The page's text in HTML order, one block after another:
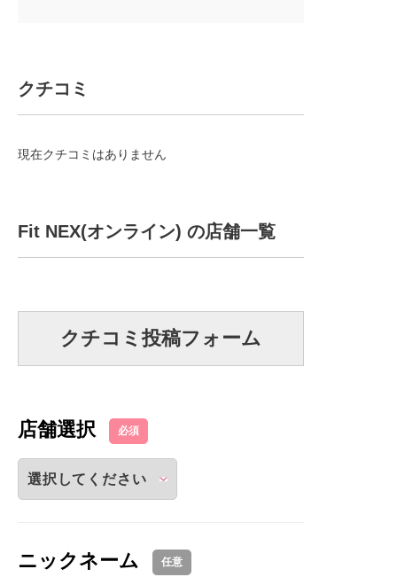
クチコミ
現在クチコミはありません
Fit NEX(オンライン) の店舗一覧
クチコミ投稿フォーム
店舗選択 必須
ニックネーム 任意